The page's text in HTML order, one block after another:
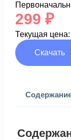
299 ₽
Текущая цена:
Скачать